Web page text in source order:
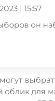
| 15:57
он